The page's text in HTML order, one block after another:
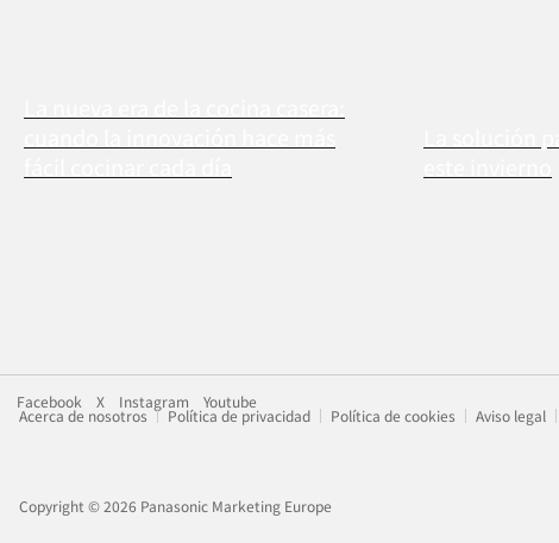
Facebook X Instagram Youtube
Acerca de nosotros Política de privacidad Política de cookies Aviso legal
Copyright © 2026 Panasonic Marketing Europe